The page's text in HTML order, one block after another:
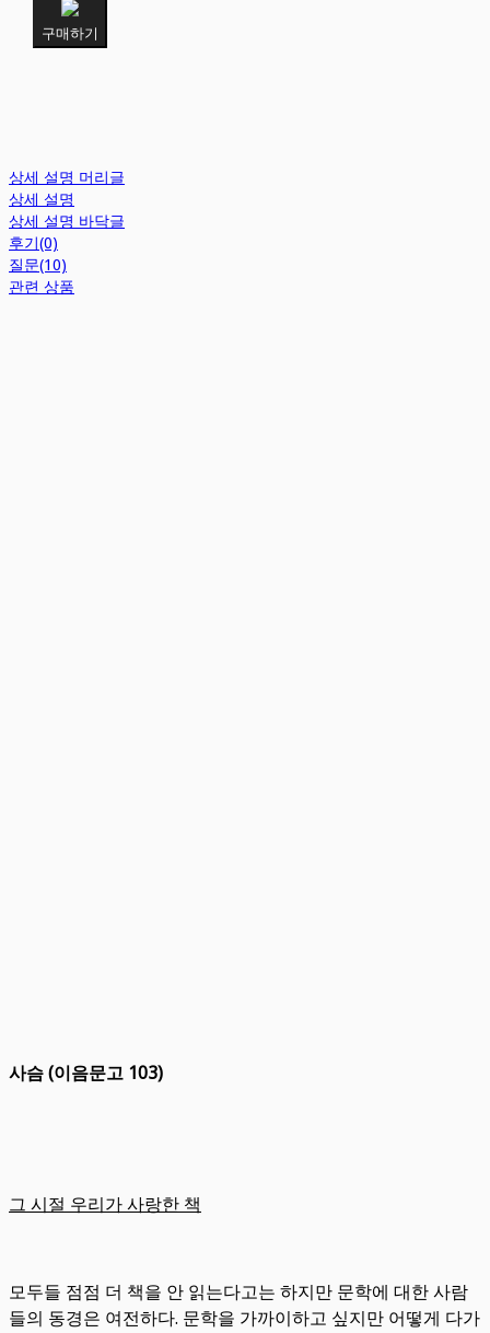
구매하기
상세 설명 머리글
상세 설명
상세 설명 바닥글
후기(0)
질문(10)
관련 상품
사슴 (이음문고 103)
그 시절 우리가 사랑한 책
모두들 점점 더 책을 안 읽는다고는 하지만 문학에 대한 사람
들의 동경은 여전하다. 문학을 가까이하고 싶지만 어떻게 다가